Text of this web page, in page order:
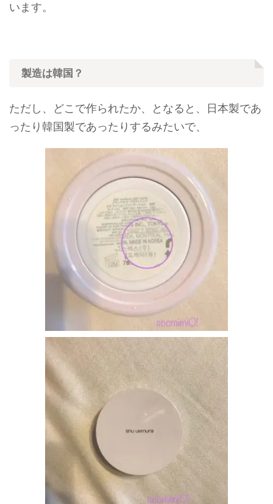
います。
製造は韓国？
ただし、どこで作られたか、となると、日本製であ
ったり韓国製であったりするみたいで、